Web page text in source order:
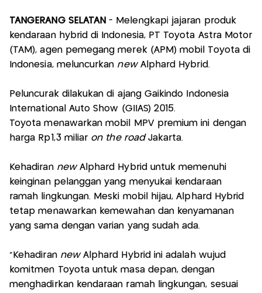
TANGERANG SELATAN - Melengkapi jajaran produk
kendaraan hybrid di Indonesia, PT Toyota Astra Motor
(TAM), agen pemegang merek (APM) mobil Toyota di
Indonesia, meluncurkan new Alphard Hybrid.
Peluncurak dilakukan di ajang Gaikindo Indonesia
International Auto Show (GIIAS) 2015.
Toyota menawarkan mobil MPV premium ini dengan
harga Rp1,3 miliar on the roadJakarta.
Kehadiran new Alphard Hybrid untuk memenuhi
keinginan pelanggan yang menyukai kendaraan
ramah lingkungan. Meski mobil hijau, Alphard Hybrid
tetap menawarkan kemewahan dan kenyamanan
yang sama dengan varian yang sudah ada.
“Kehadiran new Alphard Hybrid ini adalah wujud
komitmen Toyota untuk masa depan, dengan
menghadirkan kendaraan ramah lingkungan, sesuai